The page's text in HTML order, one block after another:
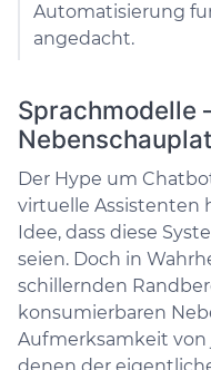
Automatisierung
angedacht.
Sprachmodelle
Der Hype um
virtuelle Assistenten
Idee, dass diese
seien. Doch in
schillernden
konsumierbaren
Aufmerksamkeit von